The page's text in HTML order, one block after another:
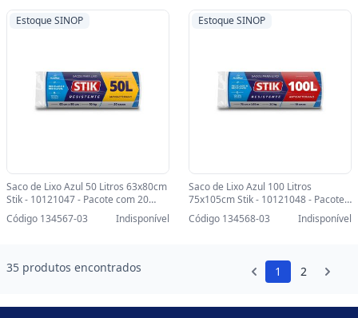
Estoque SINOP
Saco de Lixo Azul 50 Litros 63x80cm
Stik - 10121047 - Pacote com 20
Unidades-SINOP-03 - 10121047
Código 134567-03 Indisponível
Estoque SINOP
Saco de Lixo Azul 100 Litros
75x105cm Stik - 10121048 - Pacote
com 10 Unidades-SINOP-03 -
10121048
Código 134568-03 Indisponível
35 produtos encontrados 1 2